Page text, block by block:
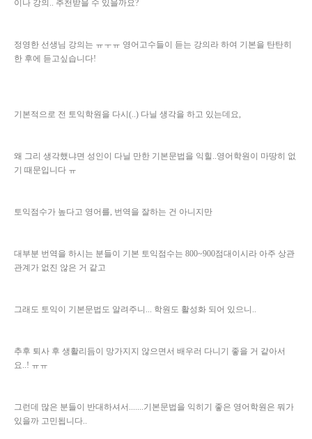
이나 강의.. 추천받을 수 있을까요?
정영한 선생님 강의는 ㅠㅜㅠ 영어고수들이 듣는 강의라 하여 기본을 탄탄히
한 후에 듣고싶습니다!
기본적으로 전 토익학원을 다시(..) 다닐 생각을 하고 있는데요,
왜 그리 생각했냐면 성인이 다닐 만한 기본문법을 익힐..영어학원이 마땅히 없
기 때문입니다 ㅠ
토익점수가 높다고 영어를, 번역을 잘하는 건 아니지만
대부분 번역을 하시는 분들이 기본 토익점수는 800~900점대이시라 아주 상관
관계가 없진 않은 거 같고
그래도 토익이 기본문법도 알려주니... 학원도 활성화 되어 있으니..
추후 퇴사 후 생활리듬이 망가지지 않으면서 배우러 다니기 좋을 거 같아서
요..! ㅠㅠ
그런데 많은 분들이 반대하셔서.......기본문법을 익히기 좋은 영어학원은 뭐가
있을까 고민됩니다..